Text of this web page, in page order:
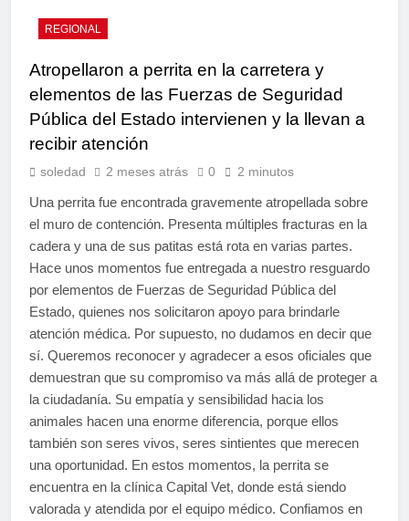
REGIONAL
Atropellaron a perrita en la carretera y
elementos de las Fuerzas de Seguridad
Pública del Estado intervienen y la llevan a
recibir atención
soledad 2 meses atrás 0 2 minutos
Una perrita fue encontrada gravemente atropellada sobre
el muro de contención. Presenta múltiples fracturas en la
cadera y una de sus patitas está rota en varias partes.
Hace unos momentos fue entregada a nuestro resguardo
por elementos de Fuerzas de Seguridad Pública del
Estado, quienes nos solicitaron apoyo para brindarle
atención médica. Por supuesto, no dudamos en decir que
sí. Queremos reconocer y agradecer a esos oficiales que
demuestran que su compromiso va más allá de proteger a
la ciudadanía. Su empatía y sensibilidad hacia los
animales hacen una enorme diferencia, porque ellos
también son seres vivos, seres sintientes que merecen
una oportunidad. En estos momentos, la perrita se
encuentra en la clínica Capital Vet, donde está siendo
valorada y atendida por el equipo médico. Confiamos en